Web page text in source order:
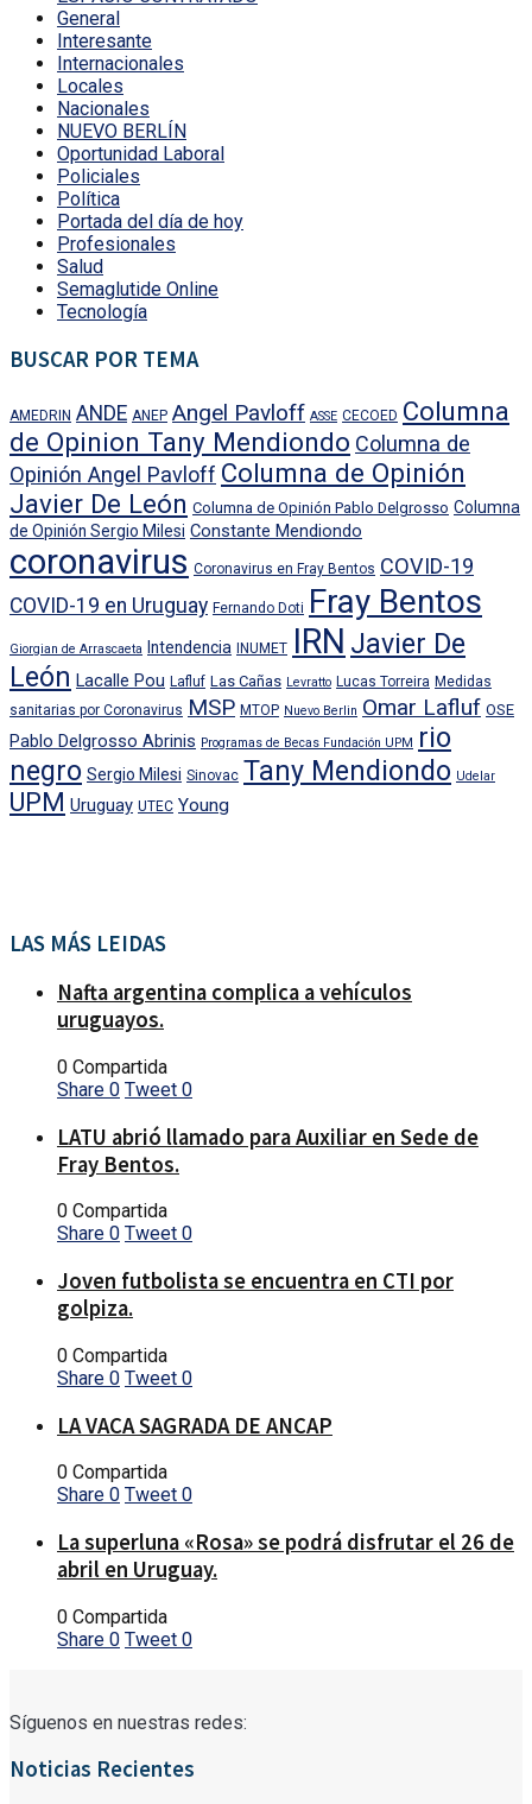
General
Interesante
Internacionales
Locales
Nacionales
NUEVO BERLÍN
Oportunidad Laboral
Policiales
Política
Portada del día de hoy
Profesionales
Salud
Semaglutide Online
Tecnología
BUSCAR POR TEMA
AMEDRIN ANDE ANEP Angel Pavloff ASSE CECOED Columna
de Opinion Tany Mendiondo Columna de
Opinión Angel Pavloff Columna de Opinión
Javier De León Columna de Opinión Pablo Delgrosso Columna
de Opinión Sergio Milesi Constante Mendiondo
coronavirus Coronavirus en Fray Bentos COVID-19
COVID-19 en Uruguay Fernando Doti Fray Bentos
Giorgian de Arrascaeta Intendencia INUMET IRN Javier De
León Lacalle Pou Lafluf Las Cañas Levratto Lucas Torreira Medidas
sanitarias por Coronavirus MSP MTOP Nuevo Berlin Omar Lafluf OSE
Pablo Delgrosso Abrinis Programas de Becas Fundación UPM rio
negro Sergio Milesi Sinovac Tany Mendiondo Udelar
UPM Uruguay UTEC Young
LAS MÁS LEIDAS
Nafta argentina complica a vehículos
uruguayos.
0 Compartida
Share 0 Tweet 0
LATU abrió llamado para Auxiliar en Sede de
Fray Bentos.
0 Compartida
Share 0 Tweet 0
Joven futbolista se encuentra en CTI por
golpiza.
0 Compartida
Share 0 Tweet 0
LA VACA SAGRADA DE ANCAP
0 Compartida
Share 0 Tweet 0
La superluna «Rosa» se podrá disfrutar el 26 de
abril en Uruguay.
0 Compartida
Share 0 Tweet 0
Síguenos en nuestras redes:
Noticias Recientes